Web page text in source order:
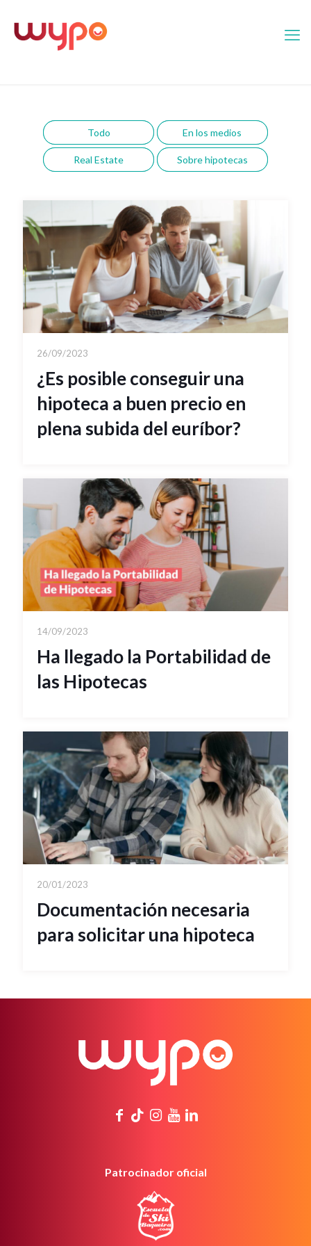
Todo En los medios
Real Estate Sobre hipotecas
26/09/2023
¿Es posible conseguir una
hipoteca a buen precio en
plena subida del euríbor?
14/09/2023
Ha llegado la Portabilidad de
las Hipotecas
20/01/2023
Documentación necesaria
para solicitar una hipoteca
Patrocinador oficial